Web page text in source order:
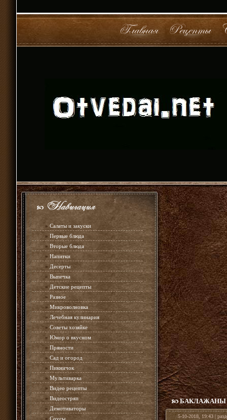
» Салаты и закуски
» Первые блюда
» Вторые блюда
» Напитки
»Десерты
» Выпечка
» Детские рецепты
» Разное
» Микроволновка
» Лечебная кулинария
» Советы хозяйке
» Юмор о вкусном
» Пряности
» Сад и огород
» Пикничок
» Мультиварка
» Видео рецепты
» Видеостряп
» Демотиваторы
» Соусы
БАКЛАЖАНЫ
5-10-2018, 19:43 |